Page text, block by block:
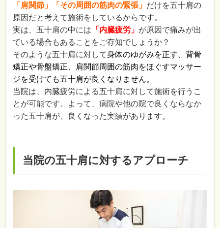
「肩関節」「その周囲の筋肉の緊張」 だけを五十肩の
原因だと考えて施術をしているからです。
実は、五十肩の中には 「内臓疲労」 が原因で痛みが出
ている場合もあることをご存知でしょうか？
そのような五十肩に対して身体のゆがみを正す、背骨
矯正や骨盤矯正、肩関節周囲の筋肉をほぐすマッサー
ジを受けても五十肩が良くなりません。
当院は、内臓疲労による五十肩に対して施術を行うこ
とが可能です。よって、病院や他の院で良くならなか
った五十肩が、良くなった実績があります。
当院の五十肩に対するアプローチ